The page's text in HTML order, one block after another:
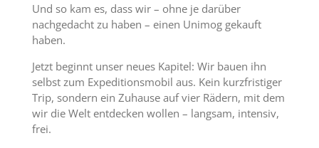
Und so kam es, dass wir – ohne je darüber
nachgedacht zu haben – einen Unimog gekauft
haben.
Jetzt beginnt unser neues Kapitel: Wir bauen ihn
selbst zum Expeditionsmobil aus. Kein kurzfristiger
Trip, sondern ein Zuhause auf vier Rädern, mit dem
wir die Welt entdecken wollen – langsam, intensiv,
frei.